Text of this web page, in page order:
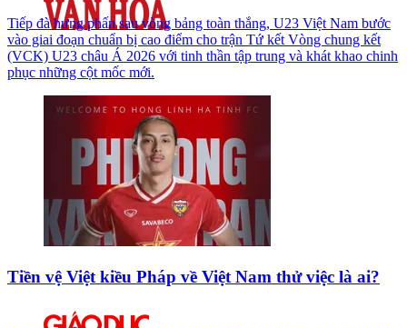
Tiếp đà hưng phấn sau vòng bảng toàn thắng, U23 Việt Nam bước
vào giai đoạn chuẩn bị cao điểm cho trận Tứ kết Vòng chung kết
(VCK) U23 châu Á 2026 với tinh thần tập trung và khát khao chinh
phục những cột mốc mới.
Tiền vệ Việt kiều Pháp về Việt Nam thử việc là ai?